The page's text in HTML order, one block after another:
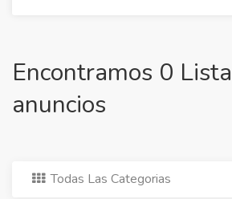
Encontramos 0
anuncios
Todas Las Categorias